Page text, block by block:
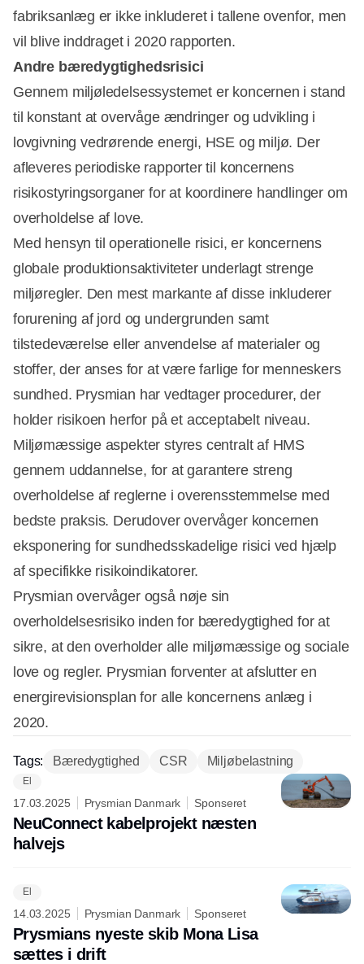
fabriksanlæg er ikke inkluderet i tallene ovenfor, men
vil blive inddraget i 2020 rapporten.
Andre bæredygtighedsrisici
Gennem miljøledelsessystemet er koncernen i stand
til konstant at overvåge ændringer og udvikling i
lovgivning vedrørende energi, HSE og miljø. Der
afleveres periodiske rapporter til koncernens
risikostyringsorganer for at koordinere handlinger om
overholdelse af love.
Med hensyn til operationelle risici, er koncernens
globale produktionsaktiviteter underlagt strenge
miljøregler. Den mest markante af disse inkluderer
forurening af jord og undergrunden samt
tilstedeværelse eller anvendelse af materialer og
stoffer, der anses for at være farlige for menneskers
sundhed. Prysmian har vedtager procedurer, der
holder risikoen herfor på et acceptabelt niveau.
Miljømæssige aspekter styres centralt af HMS
gennem uddannelse, for at garantere streng
overholdelse af reglerne i overensstemmelse med
bedste praksis. Derudover overvåger koncernen
eksponering for sundhedsskadelige risici ved hjælp
af specifikke risikoindikatorer.
Prysmian overvåger også nøje sin
overholdelsesrisiko inden for bæredygtighed for at
sikre, at den overholder alle miljømæssige og sociale
love og regler. Prysmian forventer at afslutter en
energirevisionsplan for alle koncernens anlæg i
2020.
Tags: Bæredygtighed CSR Miljøbelastning
El
17.03.2025 Prysmian Danmark Sponseret
NeuConnect kabelprojekt næsten
halvejs
El
14.03.2025 Prysmian Danmark Sponseret
Prysmians nyeste skib Mona Lisa
sættes i drift